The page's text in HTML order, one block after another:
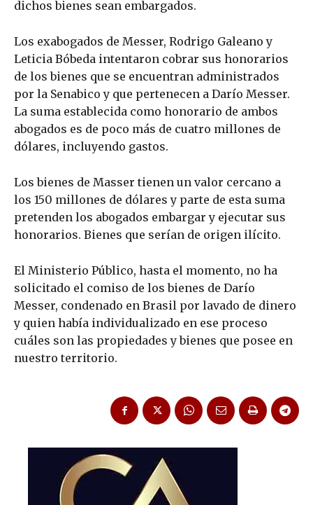
dichos bienes sean embargados.
Los exabogados de Messer, Rodrigo Galeano y
Leticia Bóbeda intentaron cobrar sus honorarios
de los bienes que se encuentran administrados
por la Senabico y que pertenecen a Darío Messer.
La suma establecida como honorario de ambos
abogados es de poco más de cuatro millones de
dólares, incluyendo gastos.
Los bienes de Masser tienen un valor cercano a
los 150 millones de dólares y parte de esta suma
pretenden los abogados embargar y ejecutar sus
honorarios. Bienes que serían de origen ilícito.
El Ministerio Público, hasta el momento, no ha
solicitado el comiso de los bienes de Darío
Messer, condenado en Brasil por lavado de dinero
y quien había individualizado en ese proceso
cuáles son las propiedades y bienes que posee en
nuestro territorio.